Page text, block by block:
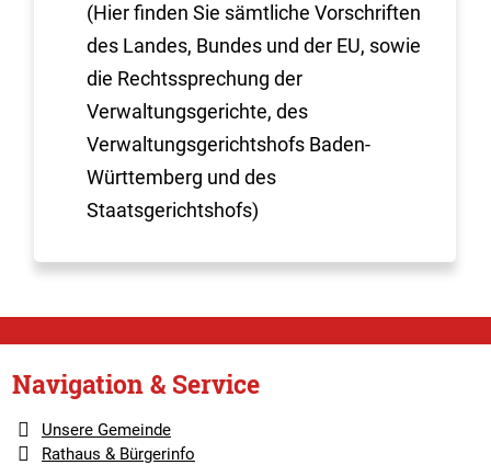
(Hier finden Sie sämtliche Vorschriften
des Landes, Bundes und der EU, sowie
die Rechtssprechung der
Verwaltungsgerichte, des
Verwaltungsgerichtshofs Baden-
Württemberg und des
Staatsgerichtshofs)
Navigation & Service
Unsere Gemeinde
Rathaus & Bürgerinfo